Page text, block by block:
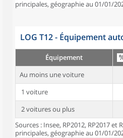
principales, géographie au 01/01/
LOG T12 - Équipement
Équipement
Au moins une voiture
1 voiture
2 voitures ou plus
Sources : Insee, RP2012, RP2017 et
principales, géographie au 01/01/